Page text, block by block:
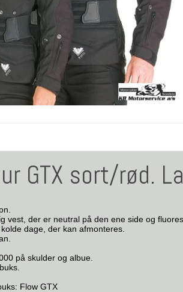
GTX sort/rød.
vest, der er neutral på den ene side og
dage, der kan afmonteres.
på skulder og albue.
Flow GTX